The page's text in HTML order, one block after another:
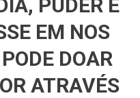
PUDER E
EM NOS
DOAR
ATRAVÉS